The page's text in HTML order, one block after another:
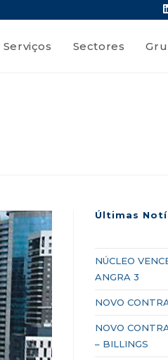
Serviços Sectores
Últimas
NÚCLEO
ANGRA 3
NOVO
NOVO
– BILLINGS